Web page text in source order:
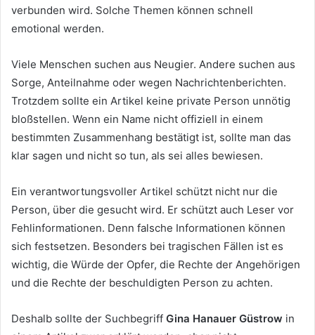
verbunden wird. Solche Themen können schnell
emotional werden.
Viele Menschen suchen aus Neugier. Andere suchen aus
Sorge, Anteilnahme oder wegen Nachrichtenberichten.
Trotzdem sollte ein Artikel keine private Person unnötig
bloßstellen. Wenn ein Name nicht offiziell in einem
bestimmten Zusammenhang bestätigt ist, sollte man das
klar sagen und nicht so tun, als sei alles bewiesen.
Ein verantwortungsvoller Artikel schützt nicht nur die
Person, über die gesucht wird. Er schützt auch Leser vor
Fehlinformationen. Denn falsche Informationen können
sich festsetzen. Besonders bei tragischen Fällen ist es
wichtig, die Würde der Opfer, die Rechte der Angehörigen
und die Rechte der beschuldigten Person zu achten.
Deshalb sollte der Suchbegriff Gina Hanauer Güstrow in